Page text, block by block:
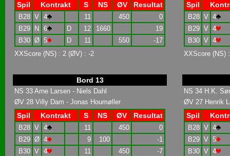
Spil Kontrakt S NS ØV Resultat
B28 V 4 11 450
0
B29
N 6 D 12 1660
19
B30 Ø 5 D 11 550
-17
XXScore (NS) : 2 (ØV) : -2
Spil
B28 V 4
B29 V 4
B30 V 4
XXScore (NS)
Bord 13
NS 33 Arne Larsen - Niels Dahl
ØV 28 Villy Dam - Jonas Houmøller
Spil Kontrakt S NS ØV Resultat
B28 V 4 11 450
0
B29 Ø 4 9 100
-1
B30 V 4 11 450
-7
NS 34 H.K.
ØV 27 Henrik
Spil
B28 V 4
B29 V 5
B30 V 4